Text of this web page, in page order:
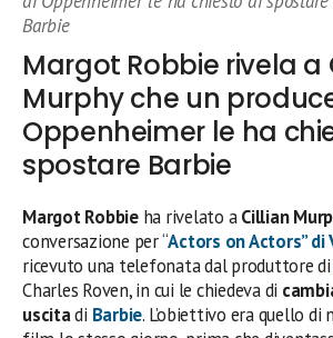
Barbie
Margot Robbie rivela a
Murphy che un
Oppenheimer le ha
spostare Barbie
Margot Robbieha rivelato aCillian
conversazione per “Actors on Actors” di
ricevuto una telefonata dal produttore di
Charles Roven, in cui le chiedeva di
uscitadi Barbie. L’obiettivo era quello di